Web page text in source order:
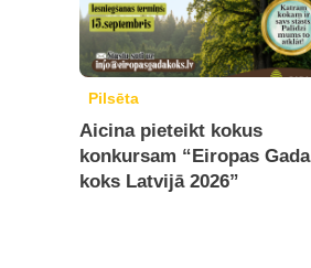
Pilsēta
Aicina pieteikt kokus
konkursam “Eiropas Gada
koks Latvijā 2026”